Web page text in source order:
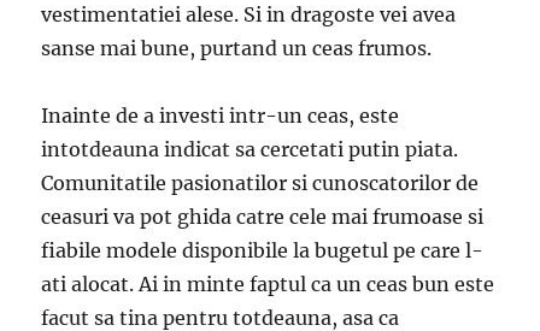
vestimentatiei alese. Si in dragoste vei avea
sanse mai bune, purtand un ceas frumos.
Inainte de a investi intr-un ceas, este
intotdeauna indicat sa cercetati putin piata.
Comunitatile pasionatilor si cunoscatorilor de
ceasuri va pot ghida catre cele mai frumoase si
fiabile modele disponibile la bugetul pe care l-
ati alocat. Ai in minte faptul ca un ceas bun este
facut sa tina pentru totdeauna, asa ca